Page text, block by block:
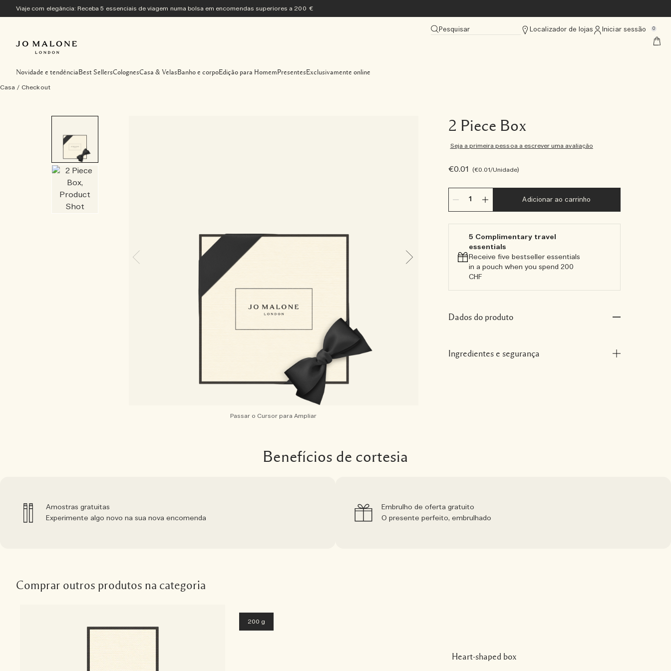
Viaje com elegância: Receba 5 essenciais de viagem numa bolsa em encomendas superiores a 200 €
Pesquisar Localizador de lojas Iniciar sessão 0
Novidade e tendênciaBest SellersColognesCasa & VelasBanho e corpoEdição para HomemPresentes Exclusivamente online
Casa / Checkout
2 Piece Box
Seja a primeira pessoa a escrever uma avaliação
Passar o Cursor para Ampliar
€0.01 €0.01/Unidade
Adicionar ao carrinho
5 Complimentary travel
essentials​
Receive five bestseller essentials
in a pouch when you spend 200
CHF
Dados do produto
Ingredientes e segurança
Benefícios de cortesia
Amostras gratuitas
Experimente algo novo na sua nova encomenda
Embrulho de oferta gratuito
O presente perfeito, embrulhado
Comprar outros produtos na categoria
200 g
Heart-shaped box